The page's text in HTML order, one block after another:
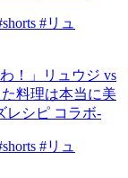
！」リュウジ vs
料理は本当に美
レシピ コラボ-